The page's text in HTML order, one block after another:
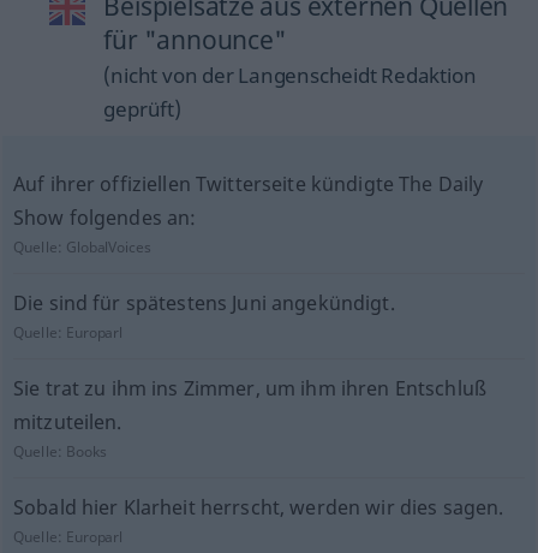
für "announce"
(nicht von der Langenscheidt Redaktion
geprüft)
Auf ihrer offiziellen Twitterseite kündigte The Daily
Show folgendes an:
Quelle: GlobalVoices
Die sind für spätestens Juni angekündigt.
Quelle: Europarl
Sie trat zu ihm ins Zimmer, um ihm ihren Entschluß
mitzuteilen.
Quelle: Books
Sobald hier Klarheit herrscht, werden wir dies sagen.
Quelle: Europarl